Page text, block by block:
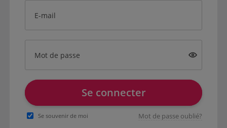
E-mail
Mot de passe
Se connecter
Se souvenir de moi Mot de passe oublié?